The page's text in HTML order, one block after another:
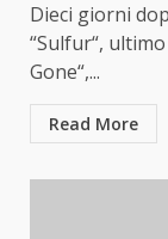
Dieci giorni
“Sulfur“,
Gone“,...
Read More